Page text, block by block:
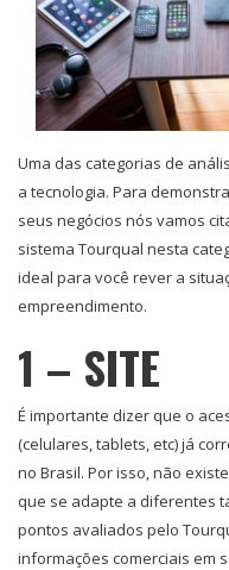
Uma das categorias de
a tecnologia. Para
seus negócios nós vamos
sistema Tourqual nesta
ideal para você rever a
empreendimento.
1 – SITE
É importante dizer que o
(celulares, tablets, etc) já
no Brasil. Por isso, não
que se adapte a diferentes
pontos avaliados pelo
informações comerciais em